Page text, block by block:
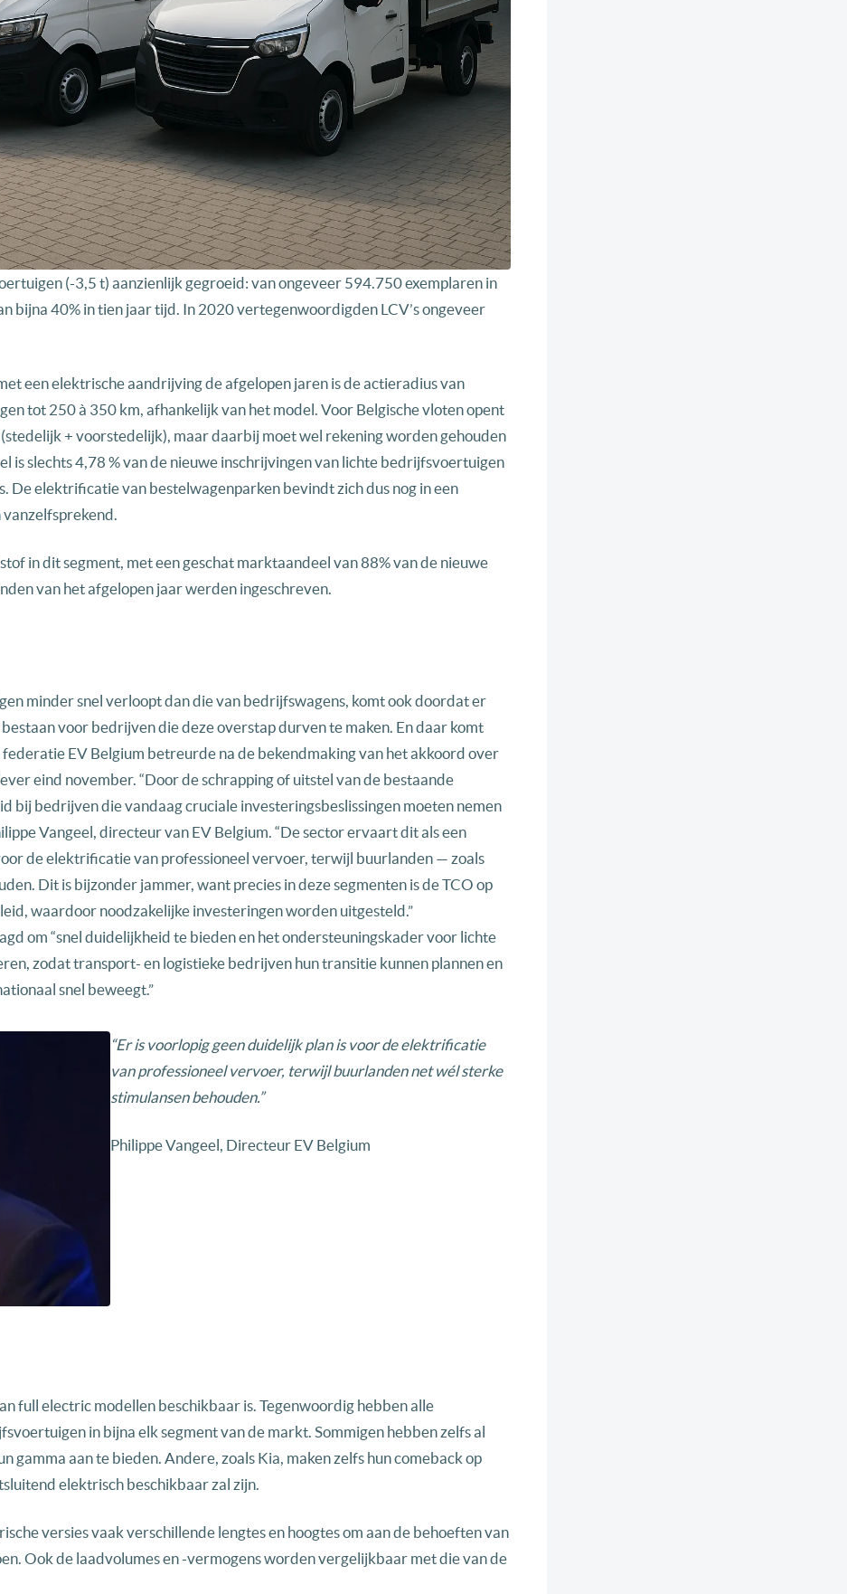
(-3,5 t) aanzienlijk gegroeid: van ongeveer 594.750 exemplaren in
bijna 40% in tien jaar tijd. In 2020 vertegenwoordigden LCV’s ongeveer
een elektrische aandrijving de afgelopen jaren is de actieradius van
tot 250 à 350 km, afhankelijk van het model. Voor Belgische vloten opent
+ voorstedelijk), maar daarbij moet wel rekening worden gehouden
is slechts 4,78 % van de nieuwe inschrijvingen van lichte bedrijfsvoertuigen
De elektrificatie van bestelwagenparken bevindt zich dus nog in een
vanzelfsprekend.
in dit segment, met een geschat marktaandeel van 88% van de nieuwe
van het afgelopen jaar werden ingeschreven.
minder snel verloopt dan die van bedrijfswagens, komt ook doordat er
voor bedrijven die deze overstap durven te maken. En daar komt
EV Belgium betreurde na de bekendmaking van het akkoord over
eind november. “Door de schrapping of uitstel van de bestaande
bij bedrijven die vandaag cruciale investeringsbeslissingen moeten nemen
Vangeel, directeur van EV Belgium. “De sector ervaart dit als een
de elektrificatie van professioneel vervoer, terwijl buurlanden — zoals
Dit is bijzonder jammer, want precies in deze segmenten is de TCO op
waardoor noodzakelijke investeringen worden uitgesteld.”
om “snel duidelijkheid te bieden en het ondersteuningskader voor lichte
zodat transport- en logistieke bedrijven hun transitie kunnen plannen en
snel beweegt.”
“Er is voorlopig geenduidelijk plan is voor deelektrificatie
vanprofessioneel vervoer, terwijl buurlanden net wélsterke
stimulansenbehouden.”
Philippe Vangeel, Directeur EV Belgium
full electric modellen beschikbaar is. Tegenwoordig hebben alle
in bijna elk segment van de markt. Sommigen hebben zelfs al
gamma aan te bieden. Andere, zoals Kia, maken zelfs hun comeback op
elektrisch beschikbaar zal zijn.
versies vaak verschillende lengtes en hoogtes om aan de behoeften van
Ook de laadvolumes en -vermogens worden vergelijkbaar met die van de